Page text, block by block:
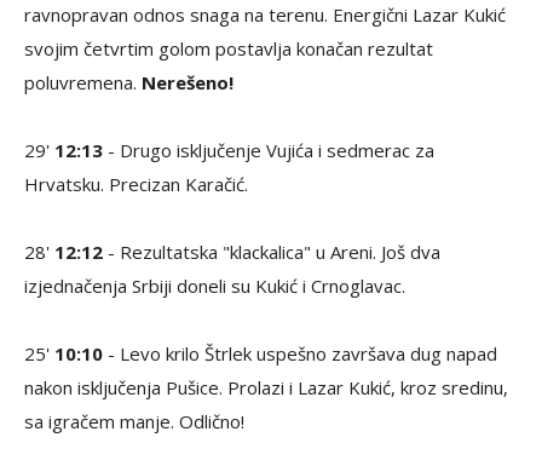
ravnopravan odnos snaga na terenu. Energični Lazar Kukić
svojim četvrtim golom postavlja konačan rezultat
poluvremena. Nerešeno!
29' 12:13 - Drugo isključenje Vujića i sedmerac za
Hrvatsku. Precizan Karačić.
28' 12:12 - Rezultatska "klackalica" u Areni. Još dva
izjednačenja Srbiji doneli su Kukić i Crnoglavac.
25' 10:10 - Levo krilo Štrlek uspešno završava dug napad
nakon isključenja Pušice. Prolazi i Lazar Kukić, kroz sredinu,
sa igračem manje. Odlično!